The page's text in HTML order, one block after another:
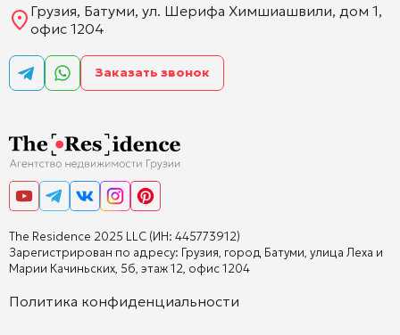
The Residence 2025 LLC (ИН: 445773912)
Зарегистрирован по адресу: Грузия, город Батуми, улица Леха и
Марии Качиньских, 5б, этаж 12, офис 1204
Политика конфиденциальности
Грузия, Батуми, ул. Шерифа Химшиашвили, дом 1,
офис 1204
Заказать звонок